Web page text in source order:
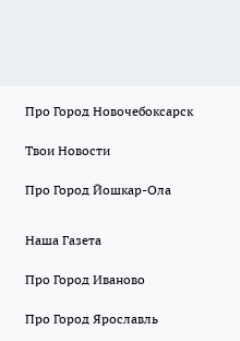
Про Город Новочебоксарск
Твои Новости
Про Город Йошкар-Ола
Наша Газета
Про Город Иваново
Про Город Ярославль